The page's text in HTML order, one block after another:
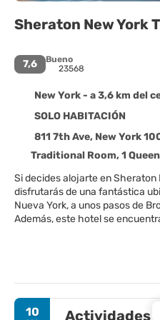
Sheraton New York
7,6
Bueno
23568
New York - a 3,6 km del
SOLO HABITACIÓN
811 7th Ave, New York
Traditional Room, 1
Si decides alojarte en Sheraton
disfrutarás de una fantástica
Nueva York, a unos pasos de
Además, este hotel se
Con gimnasio abierto las 24
Encontrarás también conexión
de conserjería. Otros servicios
de recuerdos, servicio de
10 Actividades